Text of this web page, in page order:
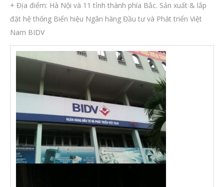
+ Địa điểm: Hà Nội và 11 tỉnh thành phía Bắc. Sản xuất & lắp
đặt hệ thống Biển hiệu Ngân hàng Đầu tư và Phát triển Việt
Nam BIDV